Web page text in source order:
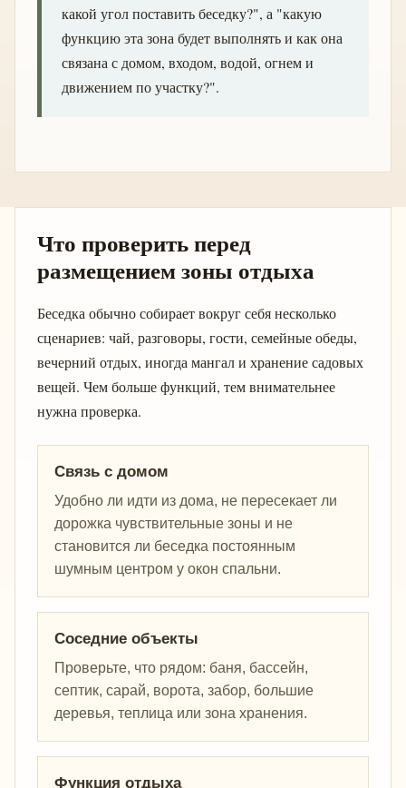
какой угол поставить беседку?", а "какую
функцию эта зона будет выполнять и как она
связана с домом, входом, водой, огнем и
движением по участку?".
Что проверить перед
размещением зоны отдыха
Беседка обычно собирает вокруг себя несколько
сценариев: чай, разговоры, гости, семейные обеды,
вечерний отдых, иногда мангал и хранение садовых
вещей. Чем больше функций, тем внимательнее
нужна проверка.
Связь с домом
Удобно ли идти из дома, не пересекает ли
дорожка чувствительные зоны и не
становится ли беседка постоянным
шумным центром у окон спальни.
Соседние объекты
Проверьте, что рядом: баня, бассейн,
септик, сарай, ворота, забор, большие
деревья, теплица или зона хранения.
Функция отдыха